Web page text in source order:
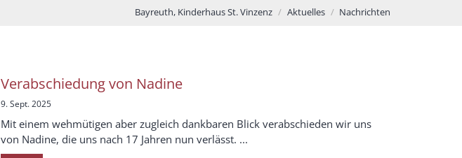
Bayreuth, Kinderhaus St. Vinzenz Aktuelles Nachrichten
Verabschiedung von Nadine
9. Sept. 2025
Mit einem wehmütigen aber zugleich dankbaren Blick verabschieden wir uns
von Nadine, die uns nach 17 Jahren nun verlässt. ...